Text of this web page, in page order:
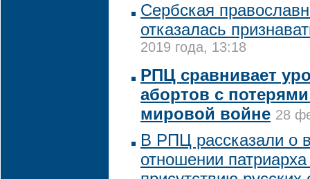
Сербская
отказалась
2019 года, 13:18
РПЦ сравнивает
абортов с
мировой войне 28
В РПЦ рассказали о
отношении